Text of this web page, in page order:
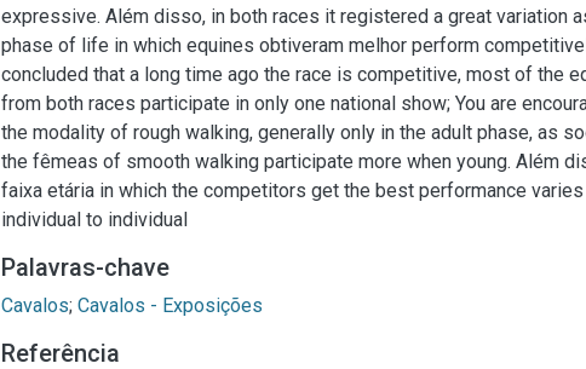
expressive. Além disso, in both races it registered a great variation
phase of life in which equines obtiveram melhor perform
concluded that a long time ago the race is competitive, most of the
from both races participate in only one national show; You are
the modality of rough walking, generally only in the adult phase, as
the fêmeas of smooth walking participate more when young. Além
faixa etária in which the competitors get the best performance
individual to individual
Palavras-chave
Cavalos; Cavalos - Exposições
Referência